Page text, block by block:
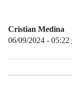
Cristian Medina
06/09/2024 - 05:22